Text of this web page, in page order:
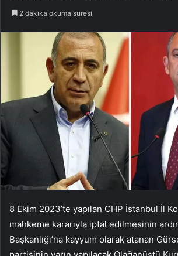
2 dakika okuma süresi
8 Ekim 2023’te yapılan CHP İstanbul İl
mahkeme kararıyla iptal edilmesinin
Başkanlığı’na kayyum olarak atanan